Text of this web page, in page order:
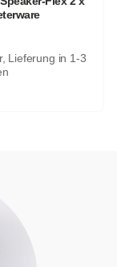
Lieferung in 1-3